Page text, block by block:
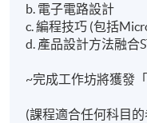
b. 電子電路設計
c. 編程技巧 (包括
d. 產品設計方法融合
~完成工作坊將獲發
(課程適合任何科目